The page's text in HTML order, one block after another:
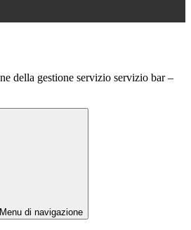
della gestione servizio servizio bar –
Menu di navigazione